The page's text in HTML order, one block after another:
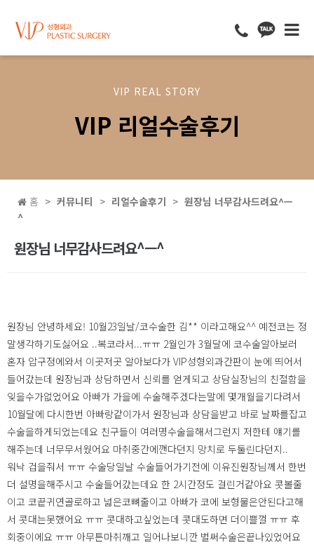
VIP REAL STORY
VIP 리얼수술후기
홈 커뮤니티 리얼수술후기
원장님 너무감사드려요^ㅡ
^
원장님 너무감사드려요^ㅡ^
원장님 안녕하세요! 10월23일날/코수술한 김** 이라고해요^^ 예전코는 정
말생각하기도싫어요 ..복코라서...ㅠㅠ 2월인가 3월달에 코수술알아보러
혼자 압구정에와서 이곳저곳 알아보다가 VIP성형외과간판이 눈에 띄어서
들어갔는데 원장님과 상담하면서 신뢰를 얻게되고 상담실장님의 친절함을
잊을수가없었어요 아빠가 가을에 수술해주겠다는말에 몇개월을기다려서
10월달에 다시한번 아빠랑같이가서 원장님과 상담을받고 바로 날짜를잡고
수술을하게되었는데요 친구들이 여러명수술을해서그런지 저한테 얘기를
해주는데 너무무서웠어요 마취중간에깬다던지 망치로 두둘린다던지..
워낙 겁을줘서 ㅠㅠ 수술당일날 수술들어가기전에 이유진원장님께서 한번
더 설명을해주시고 수술들어갔는데요 한 2시간정도 걸린거같아요 콧볼줄
이고 코끝귀연골로하고 넓은코뼈줄이고 아빠가 코에 보형물은안된다고해
서 콧대는못했어요 ㅠㅠ 콧대하고싶었는데 콧대도하면 더이쁠껄 ㅠㅠ 후
회중이에요 ㅠㅠ 아무튼마취깨고 일어나보니깐 벌써수술은끝나있었어요